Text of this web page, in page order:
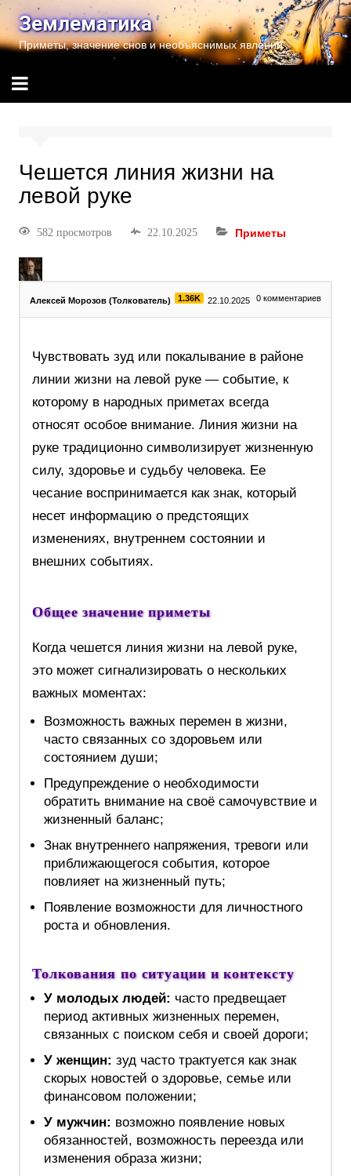
Землематика
Приметы, значение снов и необъяснимых явлений
Чешется линия жизни на
левой руке
582 просмотров 22.10.2025 Приметы
Алексей Морозов (Толкователь) 1.36K 22.10.2025 0 комментариев
Чувствовать зуд или покалывание в районе
линии жизни на левой руке — событие, к
которому в народных приметах всегда
относят особое внимание. Линия жизни на
руке традиционно символизирует жизненную
силу, здоровье и судьбу человека. Ее
чесание воспринимается как знак, который
несет информацию о предстоящих
изменениях, внутреннем состоянии и
внешних событиях.
Общее значение приметы
Когда чешется линия жизни на левой руке,
это может сигнализировать о нескольких
важных моментах:
Возможность важных перемен в жизни,
часто связанных со здоровьем или
состоянием души;
Предупреждение о необходимости
обратить внимание на своё самочувствие и
жизненный баланс;
Знак внутреннего напряжения, тревоги или
приближающегося события, которое
повлияет на жизненный путь;
Появление возможности для личностного
роста и обновления.
Толкования по ситуации и контексту
У молодых людей: часто предвещает
период активных жизненных перемен,
связанных с поиском себя и своей дороги;
У женщин: зуд часто трактуется как знак
скорых новостей о здоровье, семье или
финансовом положении;
У мужчин: возможно появление новых
обязанностей, возможность переезда или
изменения образа жизни;